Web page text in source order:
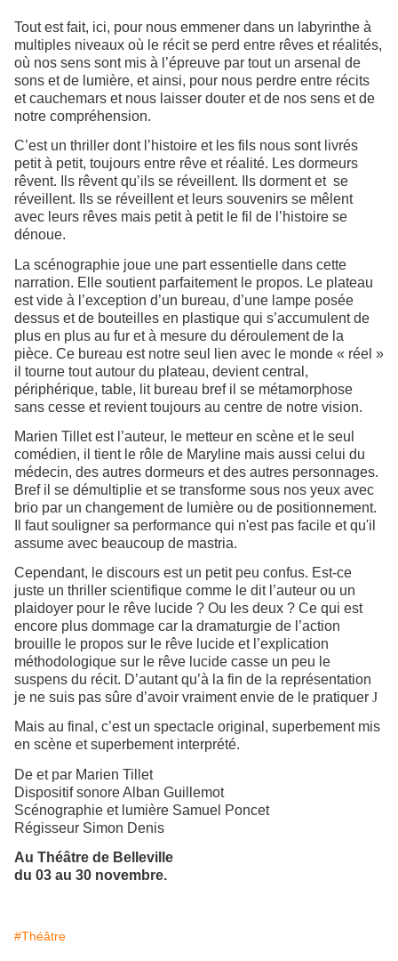
Tout est fait, ici, pour nous emmener dans un labyrinthe à
multiples niveaux où le récit se perd entre rêves et réalités,
où nos sens sont mis à l’épreuve par tout un arsenal de
sons et de lumière, et ainsi, pour nous perdre entre récits
et cauchemars et nous laisser douter et de nos sens et de
notre compréhension.
C’est un thriller dont l’histoire et les fils nous sont livrés
petit à petit, toujours entre rêve et réalité. Les dormeurs
rêvent. Ils rêvent qu’ils se réveillent. Ils dorment et se
réveillent. Ils se réveillent et leurs souvenirs se mêlent
avec leurs rêves mais petit à petit le fil de l’histoire se
dénoue.
La scénographie joue une part essentielle dans cette
narration. Elle soutient parfaitement le propos. Le plateau
est vide à l’exception d’un bureau, d’une lampe posée
dessus et de bouteilles en plastique qui s’accumulent de
plus en plus au fur et à mesure du déroulement de la
pièce. Ce bureau est notre seul lien avec le monde « réel »
il tourne tout autour du plateau, devient central,
périphérique, table, lit bureau bref il se métamorphose
sans cesse et revient toujours au centre de notre vision.
Marien Tillet est l’auteur, le metteur en scène et le seul
comédien, il tient le rôle de Maryline mais aussi celui du
médecin, des autres dormeurs et des autres personnages.
Bref il se démultiplie et se transforme sous nos yeux avec
brio par un changement de lumière ou de positionnement.
Il faut souligner sa performance qui n'est pas facile et qu'il
assume avec beaucoup de mastria.
Cependant, le discours est un petit peu confus. Est-ce
juste un thriller scientifique comme le dit l’auteur ou un
plaidoyer pour le rêve lucide ? Ou les deux ? Ce qui est
encore plus dommage car la dramaturgie de l’action
brouille le propos sur le rêve lucide et l’explication
méthodologique sur le rêve lucide casse un peu le
suspens du récit. D’autant qu’à la fin de la représentation
je ne suis pas sûre d’avoir vraiment envie de le pratiquer J
Mais au final, c’est un spectacle original, superbement mis
en scène et superbement interprété.
De et par Marien Tillet
Dispositif sonore Alban Guillemot
Scénographie et lumière Samuel Poncet
Régisseur Simon Denis
Au Théâtre de Belleville
du 03 au 30 novembre.
#Théâtre